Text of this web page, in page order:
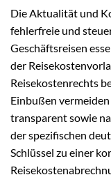
Die Aktualität und
fehlerfreie und
Geschäftsreisen
der
Reisekostenrechts
Einbußen
transparent sowie
der spezifischen
Schlüssel zu einer